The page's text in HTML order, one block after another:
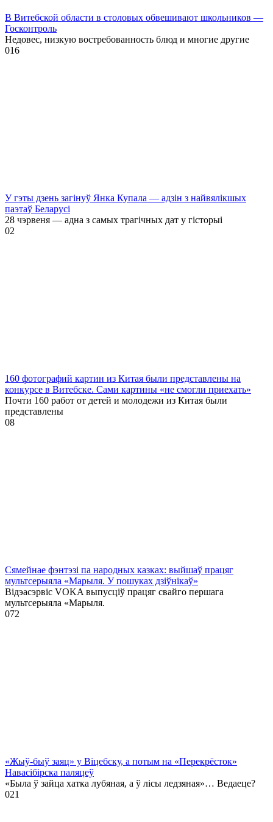
В Витебской области в столовых обвешивают школьников —
Госконтроль
Недовес, низкую востребованность блюд и многие другие
016
У гэты дзень загінуў Янка Купала — адзін з найвялікшых
паэтаў Беларусі
28 чэрвеня — адна з самых трагічных дат у гісторыі
02
160 фотографий картин из Китая были представлены на
конкурсе в Витебске. Сами картины «не смогли приехать»
Почти 160 работ от детей и молодежи из Китая были
представлены
08
Сямейнае фэнтэзі па народных казках: выйшаў працяг
мультсерыяла «Марыля. У пошуках дзіўнікаў»
Відэасэрвіс VOKA выпусціў працяг свайго першага
мультсерыяла «Марыля.
072
«Жыў-быў заяц» у Віцебску, а потым на «Перекрёсток»
Навасібірска паляцеў
«Была ў зайца хатка лубяная, а ў лісы ледзяная»… Ведаеце?
021